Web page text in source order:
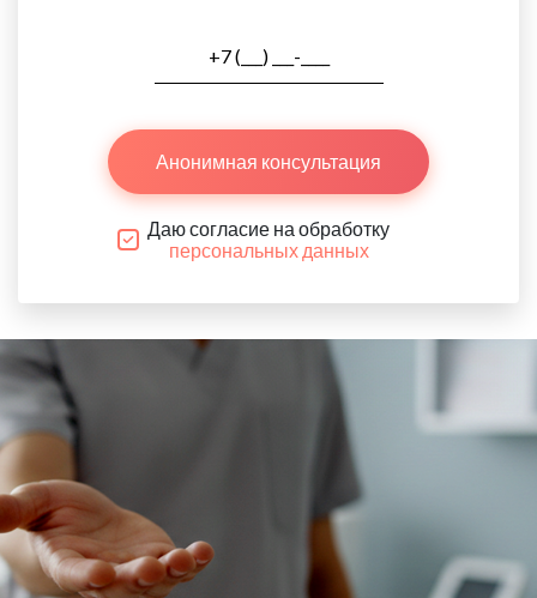
Анонимная консультация
Даю согласие на обработку
персональных данных